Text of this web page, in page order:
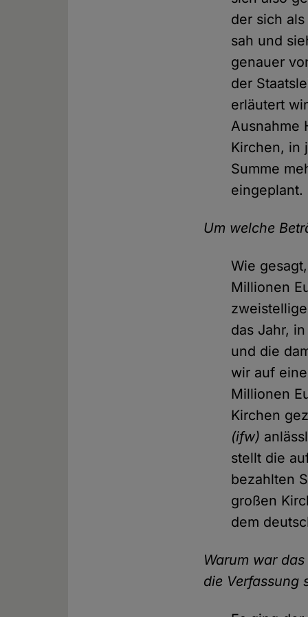
der sich
sah und
genauer
der
erläutert
Ausnahme
Kirchen, in
Summe
eingeplant.
Um welche
Wie
Millionen
das Jahr,
und die
wir auf
Millionen
Kirchen
(ifw)
stellt die
bezahlten
großen
dem
Warum war
die Verfassung